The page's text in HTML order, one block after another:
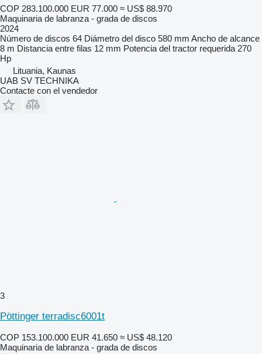
COP 283.100.000 EUR 77.000 ≈ US$ 88.970
Maquinaria de labranza - grada de discos
2024
Número de discos 64 Diámetro del disco 580 mm Ancho de alcance
8 m Distancia entre filas 12 mm Potencia del tractor requerida 270
Hp
Lituania, Kaunas
UAB SV TECHNIKA
Contacte con el vendedor
3
Pöttinger terradisc6001t
COP 153.100.000 EUR 41.650 ≈ US$ 48.120
Maquinaria de labranza - grada de discos